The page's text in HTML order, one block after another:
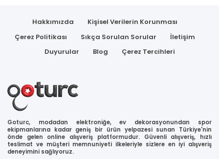
Hakkımızda
Kişisel Verilerin Korunması
Çerez Politikası
Sıkça Sorulan Sorular
İletişim
Duyurular
Blog Çerez Tercihleri
Goturc, modadan elektroniğe, ev dekorasyonundan spor
ekipmanlarına kadar geniş bir ürün yelpazesi sunan Türkiye'nin
önde gelen online alışveriş platformudur. Güvenli alışveriş, hızlı
teslimat ve müşteri memnuniyeti ilkeleriyle sizlere en iyi alışveriş
deneyimini sağlıyoruz.